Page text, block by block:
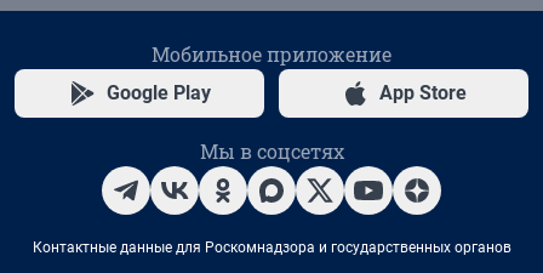
Мобильное приложение
Google Play App Store
Мы в соцсетях
Контактные данные для Роскомнадзора и государственных органов